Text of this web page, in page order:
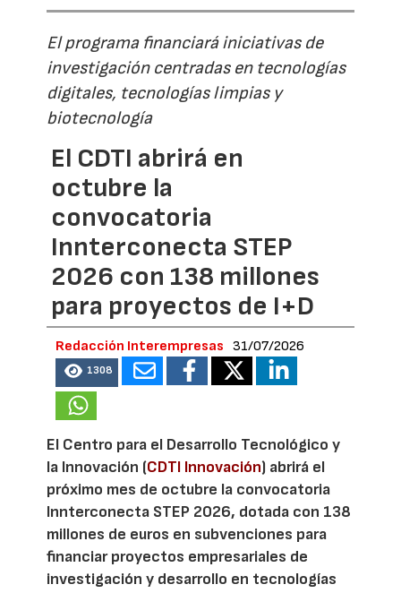
El programa financiará iniciativas de
investigación centradas en tecnologías
digitales, tecnologías limpias y
biotecnología
El CDTI abrirá en
octubre la
convocatoria
Innterconecta STEP
2026 con 138 millones
para proyectos de I+D
Redacción Interempresas 31/07/2026
1308
El Centro para el Desarrollo Tecnológico y
la Innovación (CDTI Innovación) abrirá el
próximo mes de octubre la convocatoria
Innterconecta STEP 2026, dotada con 138
millones de euros en subvenciones para
financiar proyectos empresariales de
investigación y desarrollo en tecnologías